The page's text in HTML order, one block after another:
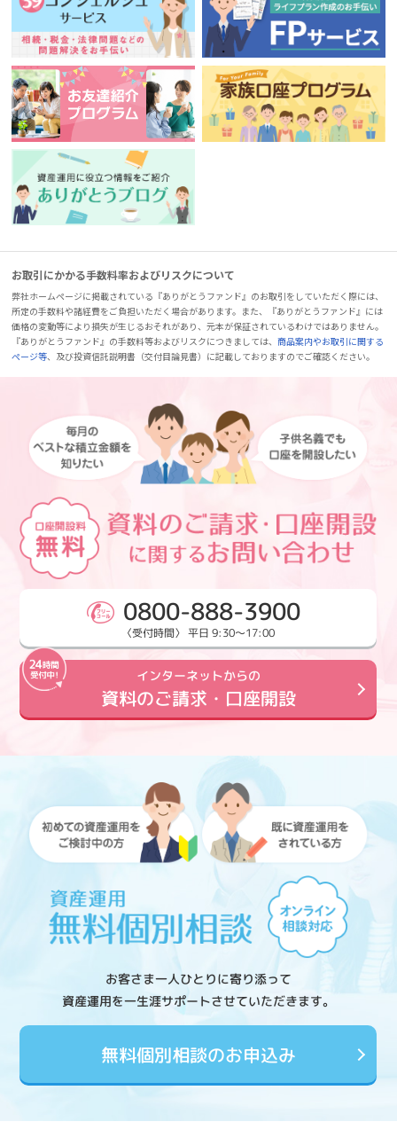
お取引にかかる手数料率およびリスクについて
弊社ホームページに掲載されている『ありがとうファンド』のお取引をしていただく際には、
所定の手数料や諸経費をご負担いただく場合があります。また、『ありがとうファンド』には
価格の変動等により損失が生じるおそれがあり、元本が保証されているわけではありません。
『ありがとうファンド』の手数料等およびリスクにつきましては、商品案内やお取引に関する
ページ等、及び投資信託説明書（交付目論見書）に記載しておりますのでご確認ください。
0800-888-3900
〈受付時間〉 平日 9:30～17:00
インターネットからの
資料のご請求・口座開設
お客さま一人ひとりに寄り添って
資産運用を一生涯サポートさせていただきます。
無料個別相談のお申込み